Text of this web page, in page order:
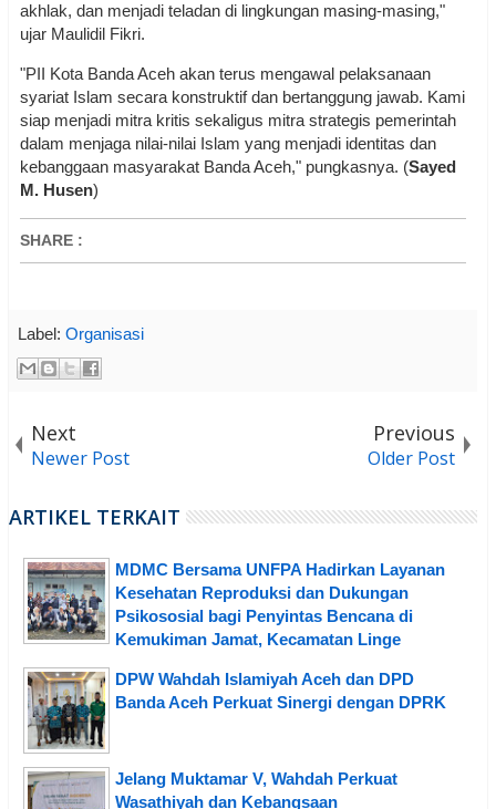
akhlak, dan menjadi teladan di lingkungan masing-masing,"
ujar Maulidil Fikri.
"PII Kota Banda Aceh akan terus mengawal pelaksanaan
syariat Islam secara konstruktif dan bertanggung jawab. Kami
siap menjadi mitra kritis sekaligus mitra strategis pemerintah
dalam menjaga nilai-nilai Islam yang menjadi identitas dan
kebanggaan masyarakat Banda Aceh," pungkasnya. (Sayed
M. Husen)
SHARE :
Label: Organisasi
Next
Newer Post
Previous
Older Post
ARTIKEL TERKAIT
MDMC Bersama UNFPA Hadirkan Layanan
Kesehatan Reproduksi dan Dukungan
Psikososial bagi Penyintas Bencana di
Kemukiman Jamat, Kecamatan Linge
DPW Wahdah Islamiyah Aceh dan DPD
Banda Aceh Perkuat Sinergi dengan DPRK
Jelang Muktamar V, Wahdah Perkuat
Wasathiyah dan Kebangsaan